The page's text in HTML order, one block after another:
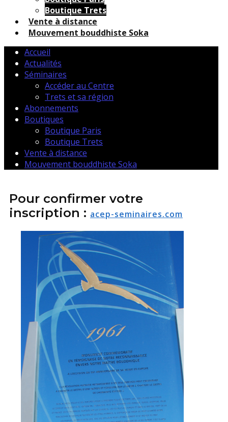
Boutique Trets
Vente à distance
Mouvement bouddhiste Soka
Accueil
Actualités
Séminaires
Accéder au Centre
Trets et sa région
Abonnements
Boutiques
Boutique Paris
Boutique Trets
Vente à distance
Mouvement bouddhiste Soka
Pour confirmer votre
inscription : acep-seminaires.com